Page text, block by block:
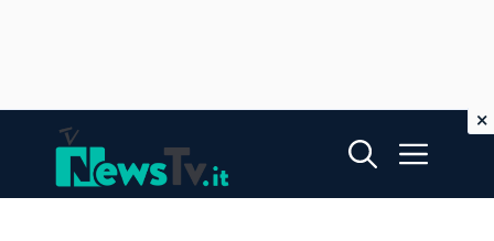
contenuto
Menu